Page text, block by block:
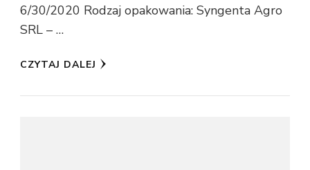
6/30/2020 Rodzaj opakowania: Syngenta Agro
SRL – …
CZYTAJ DALEJ